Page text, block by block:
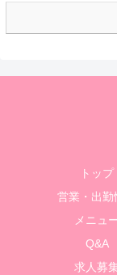
トップ
営業・出勤
メニュ
Q&A
求人募